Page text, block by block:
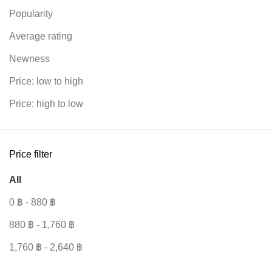
Popularity
Average rating
Newness
Price: low to high
Price: high to low
Price filter
All
0 ฿ - 880 ฿
880 ฿ - 1,760 ฿
1,760 ฿ - 2,640 ฿